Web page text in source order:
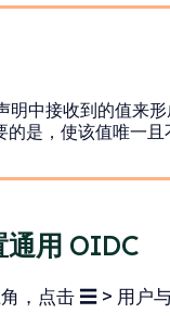
明中接收到的值来
是，使该值唯一且
通用 OIDC
，点击 ☰ > 用户